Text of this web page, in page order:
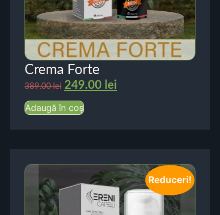
Crema Forte
389.00lei 249.00 lei
Adaugă în coș
Reduceri!